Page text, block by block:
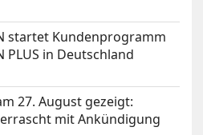
startet Kundenprogramm
PLUS in Deutschland
27. August gezeigt:
mit Ankündigung